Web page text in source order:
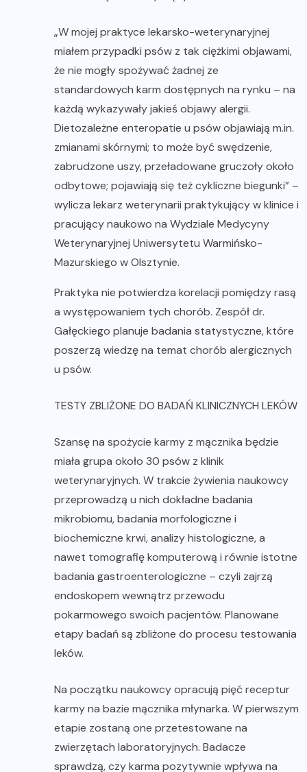
„W mojej praktyce lekarsko-weterynaryjnej
miałem przypadki psów z tak ciężkimi objawami,
że nie mogły spożywać żadnej ze
standardowych karm dostępnych na rynku – na
każdą wykazywały jakieś objawy alergii.
Dietozależne enteropatie u psów objawiają m.in.
zmianami skórnymi; to może być swędzenie,
zabrudzone uszy, przeładowane gruczoły około
odbytowe; pojawiają się też cykliczne biegunki” –
wylicza lekarz weterynarii praktykujący w klinice i
pracujący naukowo na Wydziale Medycyny
Weterynaryjnej Uniwersytetu Warmińsko-
Mazurskiego w Olsztynie.
Praktyka nie potwierdza korelacji pomiędzy rasą
a występowaniem tych chorób. Zespół dr.
Gałęckiego planuje badania statystyczne, które
poszerzą wiedzę na temat chorób alergicznych
u psów.
TESTY ZBLIŻONE DO BADAŃ KLINICZNYCH LEKÓW
Szansę na spożycie karmy z mącznika będzie
miała grupa około 30 psów z klinik
weterynaryjnych. W trakcie żywienia naukowcy
przeprowadzą u nich dokładne badania
mikrobiomu, badania morfologiczne i
biochemiczne krwi, analizy histologiczne, a
nawet tomografię komputerową i równie istotne
badania gastroenterologiczne – czyli zajrzą
endoskopem wewnątrz przewodu
pokarmowego swoich pacjentów. Planowane
etapy badań są zbliżone do procesu testowania
leków.
Na początku naukowcy opracują pięć receptur
karmy na bazie mącznika młynarka. W pierwszym
etapie zostaną one przetestowane na
zwierzętach laboratoryjnych. Badacze
sprawdzą, czy karma pozytywnie wpływa na